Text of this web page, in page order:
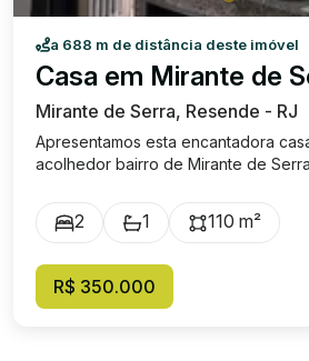
a 688 m de distância deste imóvel
Casa em Mirante de
Mirante de Serra, Resende - RJ
Apresentamos esta encantadora
acolhedor bairro de Mirante de
total de 125 m² e uma área construída
imóvel foi projetado para maximizar
sendo um deles uma suíte, perfeito
privacidade e relaxamento.
2 1 110 m²
R$ 350.000